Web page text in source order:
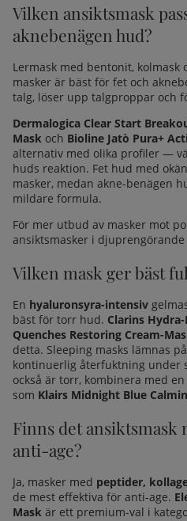
Vilken ansiktsmask
aknebenägen hud?
Lermask med bentonit, kolmask
masker är bäst för fet och
talg, löser upp talgproppar och
Dermalogica Clear Start
Mask och Bioline Jatò Pura+
alternativ med olika profiler —
huds reaktion. Fet hud med
masker, medan akne-benägen
mildare formula.
För mer utbud av masker mot
ansiktsmasker i djuprengörande
Vilken mask ger bäst
En hyaluronsyra-intensiv
bäst för torr hud. Clarins
Quenches Restoring Cream-
detta. Sleeping masks lämnas
kontinuerlig återfuktning under
också är torr, kombinera med
som Klairs Midnight Blue
Finns det
anti-age?
Ja, masker med peptider,
de mest effektiva för anti-age.
Mask är ett premium-val i